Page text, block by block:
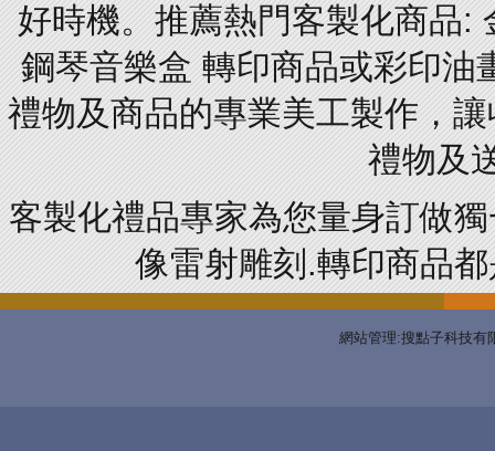
好時機。推薦熱門客製化商品:
鋼琴音樂盒 轉印商品或彩印油
禮物及商品的專業美工製作，
禮物及
客製化禮品專家為您量身訂做
像雷射雕刻.轉印商品
網站管理:搜點子科技有